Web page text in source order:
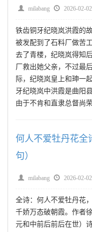
milabang 2026-02-02
铁齿铜牙纪晓岚洪霞的
被发配到了石料厂做苦
去了青楼，纪晓岚得知
厂救出她父亲，不过最
际，纪晓岚皇上和珅一
牙纪晓岚中洪霞是曲阳
由于不肯和直隶总督尚
何人不爱牡丹花全
句）
milabang 2026-02-02
全诗：何人不爱牡丹花
千娇万态破朝霞。作者
元和中前后前后在世）